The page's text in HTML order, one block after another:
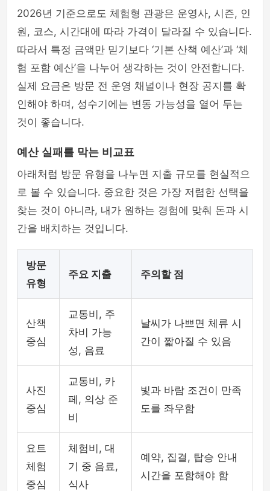
2026년 기준으로도 체험형 관광은 운영사, 시즌, 인
원, 코스, 시간대에 따라 가격이 달라질 수 있습니다.
따라서 특정 금액만 믿기보다 ‘기본 산책 예산’과 ‘체
험 포함 예산’을 나누어 생각하는 것이 안전합니다.
실제 요금은 방문 전 운영 채널이나 현장 공지를 확
인해야 하며, 성수기에는 변동 가능성을 열어 두는
것이 좋습니다.
예산 실패를 막는 비교표
아래처럼 방문 유형을 나누면 지출 규모를 현실적으
로 볼 수 있습니다. 중요한 것은 가장 저렴한 선택을
찾는 것이 아니라, 내가 원하는 경험에 맞춰 돈과 시
간을 배치하는 것입니다.
방문
유형
주요 지출 주의할 점
산책
중심
교통비, 주
차비 가능
성, 음료
날씨가 나쁘면 체류 시
간이 짧아질 수 있음
사진
중심
교통비, 카
페, 의상 준
비
빛과 바람 조건이 만족
도를 좌우함
요트
체험
중심
체험비, 대
기 중 음료,
식사
예약, 집결, 탑승 안내
시간을 포함해야 함